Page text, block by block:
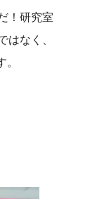
！研究室
はなく、